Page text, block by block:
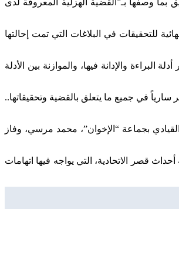
للتحقيقات في البلاغات التي تمت إحالتها
والإدانة فيها، والموازنة بين الأدلة
في جميع ما يتعلق بالقضية وتحقيقاتها..
بانتخابات 2012، بين أحمد شفيق، آخر رئيس وزراء بنظام الرئيس الأسبق، حسني مبارك، الذي أطاحت به ثورة 25 يناير/ كانون الثاني 2011، والقيادي بجماعة “الإخوان”، محمد مرسي، وفاز
للمحاكمة في عدد من القضايا، أبرزها قضية أحداث قصر الاتحادية، التي يواجه فيها اتهامات